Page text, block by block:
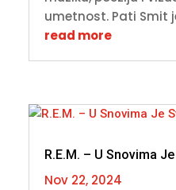
umetnost. Pati Smit
read more
R.E.M. – U Snovima
Nov 22, 2024